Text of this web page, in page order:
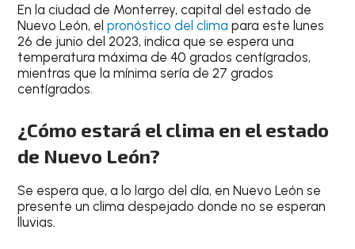
En la ciudad de Monterrey, capital del estado de
Nuevo León, el pronóstico del clima para estelunes
26 de junio del 2023, indica que se espera una
temperatura máxima de 40 grados centígrados,
mientras que la mínima sería de 27 grados
centígrados.
¿Cómo estará el clima en el estado
de Nuevo León?
Se espera que, a lo largo del día, en Nuevo León se
presente un clima despejado donde no se esperan
lluvias.